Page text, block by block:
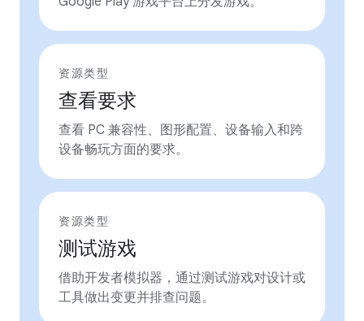
资源类型
查看要求
查看 PC 兼容性、图形配置、设备输入和跨
设备畅玩方面的要求。
资源类型
测试游戏
借助开发者模拟器，通过测试游戏对设计或
工具做出变更并排查问题。